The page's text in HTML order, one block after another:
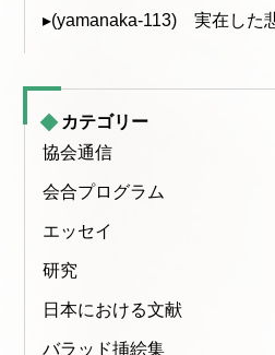
▸(yamanaka-113) 実在した
カテゴリー
協会通信
会合プログラム
エッセイ
研究
日本における文献
バラッド挿絵集